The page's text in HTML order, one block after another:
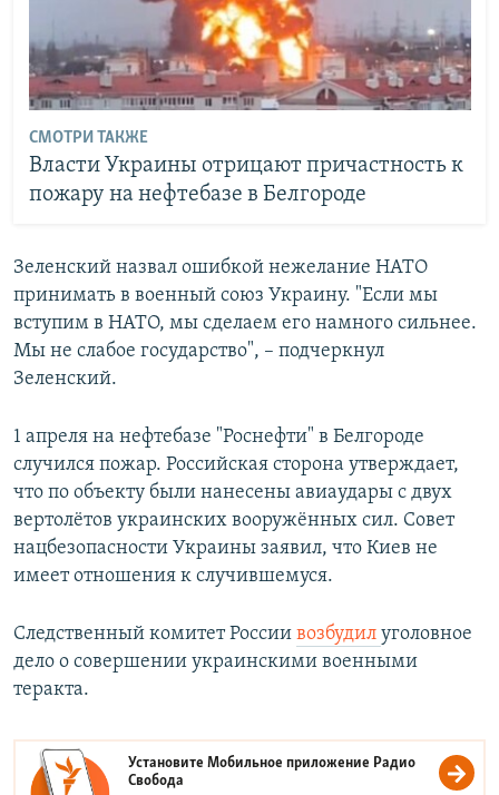
СМОТРИ ТАКЖЕ
Власти Украины отрицают причастность к
пожару на нефтебазе в Белгороде
Зеленский назвал ошибкой нежелание НАТО
принимать в военный союз Украину. "Если мы
вступим в НАТО, мы сделаем его намного сильнее.
Мы не слабое государство", – подчеркнул
Зеленский.
1 апреля на нефтебазе "Роснефти" в Белгороде
случился пожар. Российская сторона утверждает,
что по объекту были нанесены авиаудары с двух
вертолётов украинских вооружённых сил. Совет
нацбезопасности Украины заявил, что Киев не
имеет отношения к случившемуся.
Следственный комитет России возбудил уголовное
дело о совершении украинскими военными
теракта.
Установите Мобильное приложение Радио
Свобода